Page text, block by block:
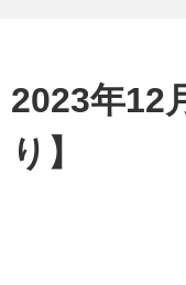
2023年12
り】